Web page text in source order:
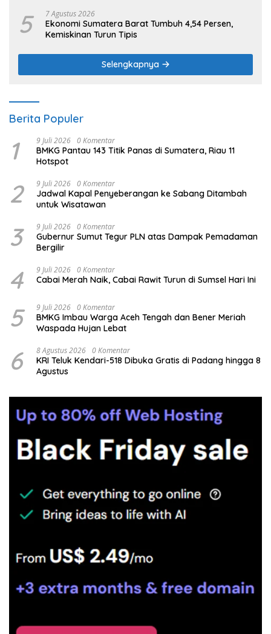
5 7 Agustus 2026
Ekonomi Sumatera Barat Tumbuh 4,54 Persen,
Kemiskinan Turun Tipis
Selengkapnya
Berita Populer
1 9 Juli 2026 0 Komentar
BMKG Pantau 143 Titik Panas di Sumatera, Riau 11
Hotspot
2 9 Juli 2026 0 Komentar
Jadwal Kapal Penyeberangan ke Sabang Ditambah
untuk Wisatawan
3 9 Juli 2026 0 Komentar
Gubernur Sumut Tegur PLN atas Dampak Pemadaman
Bergilir
4 9 Juli 2026 0 Komentar
Cabai Merah Naik, Cabai Rawit Turun di Sumsel Hari Ini
5 9 Juli 2026 0 Komentar
BMKG Imbau Warga Aceh Tengah dan Bener Meriah
Waspada Hujan Lebat
6 8 Agustus 2026 0 Komentar
KRI Teluk Kendari-518 Dibuka Gratis di Padang hingga 8
Agustus